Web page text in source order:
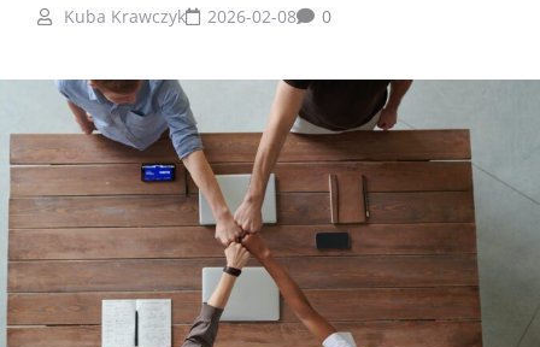
Kuba Krawczyk 2026-02-08 0